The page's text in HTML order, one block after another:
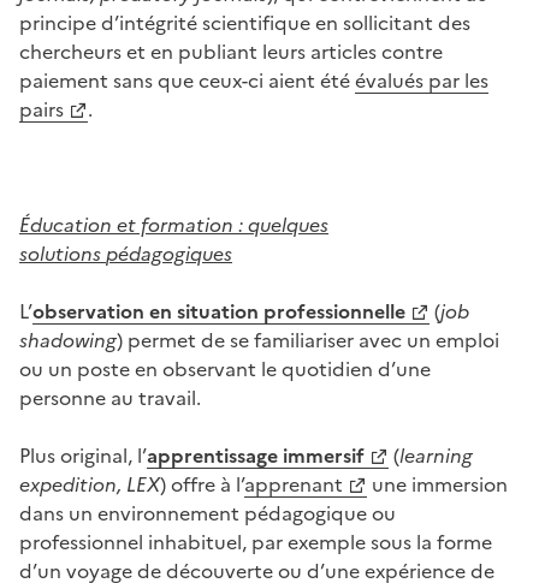
principe d’intégrité scientifique en sollicitant des
chercheurs et en publiant leurs articles contre
paiement sans que ceux-ci aient étéévalués par les
pairs
.
Éducation et formation :quelques
solutions pédagogiques
L’observation en situation professionnelle (job
shadowing) permet de se familiariser avec un emploi
ou un poste en observant le quotidien d’une
personne au travail.
Plus original, l’apprentissage immersif (learning
expedition, LEX) offre à l’apprenant
une immersion
dans un environnement pédagogique ou
professionnel inhabituel, par exemple sous la forme
d’un voyage de découverte ou d’une expérience de